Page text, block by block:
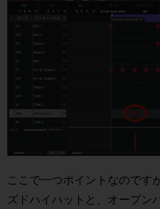
ここで一つポイントなのです
ズドハイハットと、オープン